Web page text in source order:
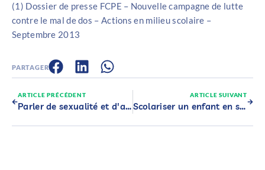
(1) Dossier de presse FCPE – Nouvelle campagne de lutte
contre le mal de dos – Actions en milieu scolaire –
Septembre 2013
PARTAGER
ARTICLE PRÉCÉDENT
Parler de sexualité et d'amour à nos enfants
ARTICLE SUIVANT
Scolariser un enfant en situation de handicap